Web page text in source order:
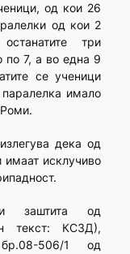
од кои 26
од кои 2
три
по 7, а во една 9
се ученици
имало
дека од
имаат исклучиво
заштита од
текст: КСЗД),
506/1 од